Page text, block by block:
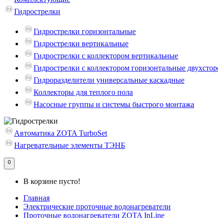
Гидрострелки
Гидрострелки горизонтальные
Гидрострелки вертикальные
Гидрострелки с коллектором вертикальные
Гидрострелки с коллектором горизонтальные
Гидроразделители универсальные каскадные
Коллекторы для теплого пола
Насосные группы и системы быстрого монтажа
Автоматика ZOTA TurboSet
Нагревательные элементы ТЭНБ
0
В корзине пусто!
Главная
Электрические проточные водонагреватели
Проточные водонагреватели ZOTA InLine